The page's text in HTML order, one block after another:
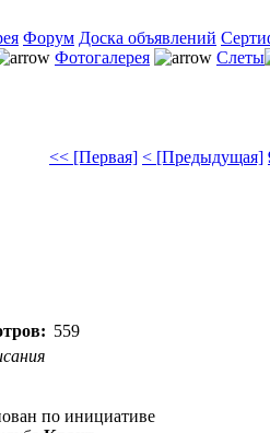
Форум Доска объявлений
Фотогалерея Слеты
<< [Первая] < [Предыдущая]
559
по инициативе